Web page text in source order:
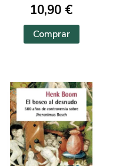
10,90 €
Comprar